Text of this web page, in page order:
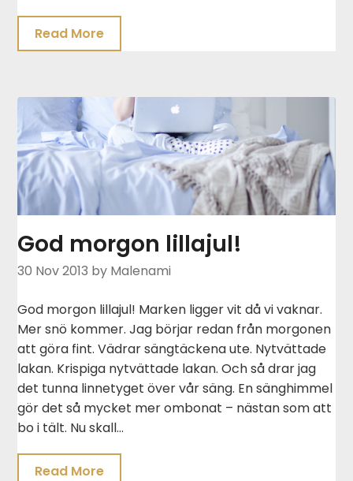
Read More
God morgon lillajul!
30 Nov 2013 by Malenami
God morgon lillajul! Marken ligger vit då vi vaknar.
Mer snö kommer. Jag börjar redan från morgonen
att göra fint. Vädrar sängtäckena ute. Nytvättade
lakan. Krispiga nytvättade lakan. Och så drar jag
det tunna linnetyget över vår säng. En sänghimmel
gör det så mycket mer ombonat – nästan som att
bo i tält. Nu skall…
Read More